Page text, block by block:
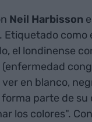
Neil Harbisson
Etiquetado como
el londinense
en blanco,
parte de su
los colores". Con